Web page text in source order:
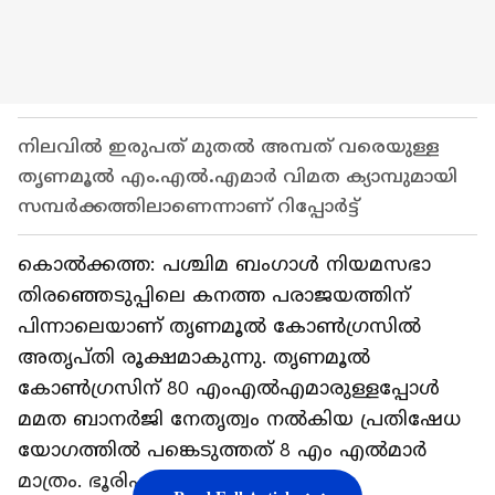
നിലവിൽ ഇരുപത് മുതൽ അമ്പത് വരെയുള്ള
തൃണമൂൽ എം.എൽ.എമാർ വിമത ക്യാമ്പുമായി
സമ്പർക്കത്തിലാണെന്നാണ് റിപ്പോർട്ട്
കൊൽക്കത്ത: പശ്ചിമ ബംഗാൾ നിയമസഭാ
തിരഞ്ഞെടുപ്പിലെ കനത്ത പരാജയത്തിന്
പിന്നാലെയാണ് തൃണമൂൽ കോൺഗ്രസിൽ
അതൃപ്തി രൂക്ഷമാകുന്നു. തൃണമൂൽ
കോൺഗ്രസിന് 80 എംഎൽഎമാരുള്ളപ്പോൾ
മമത ബാനർജി നേതൃത്വം നൽകിയ പ്രതിഷേധ
യോഗത്തിൽ പങ്കെടുത്തത് 8 എം എൽമാർ
മാത്രം. ഭൂരിപക്ഷം എം.പിമാരും